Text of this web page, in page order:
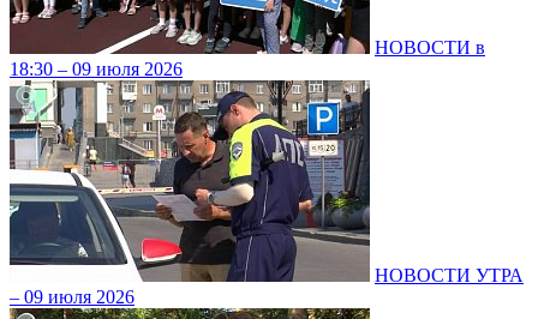
НОВОСТИ в
18:30 – 09 июля 2026
НОВОСТИ УТРА
– 09 июля 2026